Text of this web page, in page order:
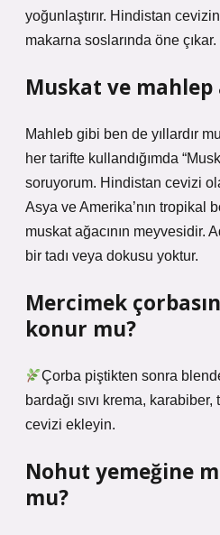
yoğunlaştırır. Hindistan
makarna soslarında öne çıkar.
Muskat ve mahlep
Mahleb gibi ben de yıllardır
her tarifte kullandığımda
soruyorum. Hindistan cevizi
Asya ve Amerika’nın tropikal
muskat ağacının meyvesidir.
bir tadı veya dokusu yoktur.
Mercimek
konur mu?
Çorba piştikten sonra
bardağı sıvı krema,
cevizi ekleyin.
Nohut yemeğine
mu?